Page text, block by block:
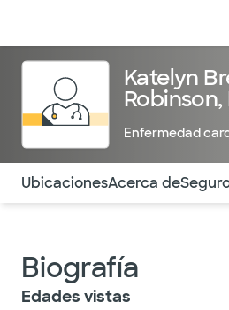
Katelyn
Robinson,
Enfermedad
Utilice esta navegación para
UbicacionesAcerca de
Biografía
Edades vistas